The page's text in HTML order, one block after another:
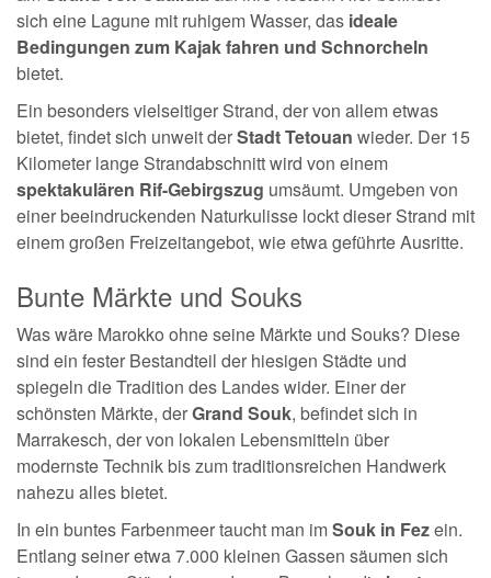
sich eine Lagune mit ruhigem Wasser, das ideale
Bedingungen zum Kajak fahren und Schnorcheln
bietet.
Ein besonders vielseitiger Strand, der von allem etwas
bietet, findet sich unweit derStadt Tetouan wieder. Der 15
Kilometer lange Strandabschnitt wird von einem
spektakulären Rif-Gebirgszug umsäumt. Umgeben von
einer beeindruckenden Naturkulisse lockt dieser Strand mit
einem großen Freizeitangebot, wie etwa geführte Ausritte.
Bunte Märkte und Souks
Was wäre Marokko ohne seine Märkte und Souks? Diese
sind ein fester Bestandteil der hiesigen Städte und
spiegeln die Tradition des Landes wider. Einer der
schönsten Märkte, derGrand Souk, befindet sich in
Marrakesch, der von lokalen Lebensmitteln über
modernste Technik bis zum traditionsreichen Handwerk
nahezu alles bietet.
In ein buntes Farbenmeer taucht man imSouk in Fezein.
Entlang seiner etwa 7.000 kleinen Gassen säumen sich